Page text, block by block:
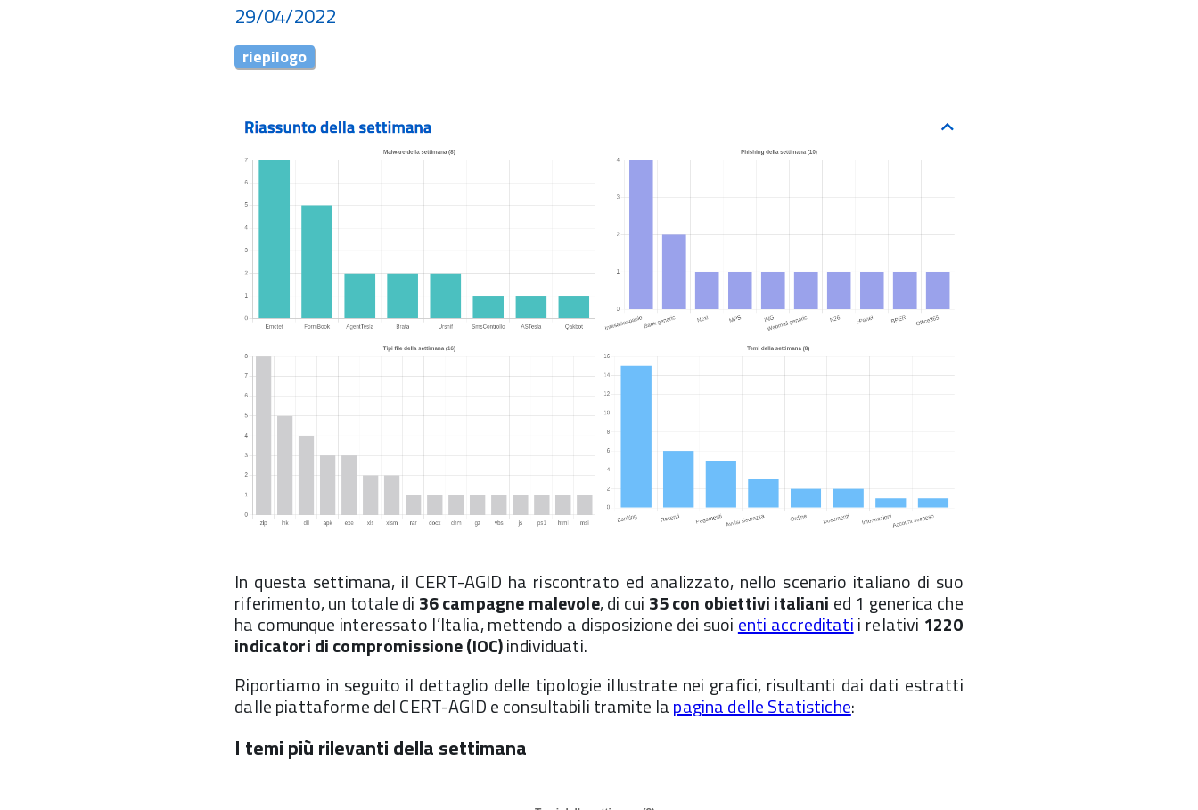
29/04/2022
riepilogo
In questa settimana, il CERT-AGID ha riscontrato ed analizzato, nello scenario italiano di suo
riferimento, un totale di 36 campagnemalevole, di cui 35 con obiettivi italiani ed 1 generica che
ha comunque interessato l’Italia, mettendo a disposizione dei suoienti accreditatii relativi 1220
indicatori di compromissione (IOC)individuati.
Riportiamo in seguito il dettaglio delle tipologie illustrate nei grafici, risultanti dai dati estratti
dalle piattaforme del CERT-AGID e consultabili tramite lapagina delle Statistiche:
I temi più rilevanti della settimana